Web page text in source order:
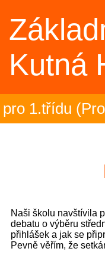
Kutná
1.třídu (Pro
na plovárně
–
Naši školu navštívila
debatu o výběru
přihlášek a jak se
Pevně věřím, že